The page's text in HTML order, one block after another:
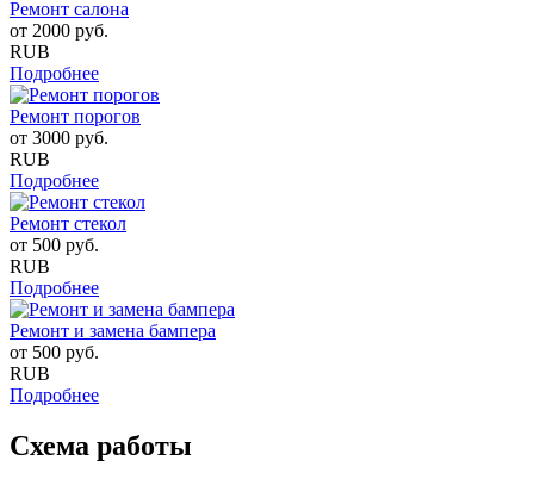
Ремонт салона
от 2000 руб.
RUB
Подробнее
Ремонт порогов
от 3000 руб.
RUB
Подробнее
Ремонт стекол
от 500 руб.
RUB
Подробнее
Ремонт и замена бампера
от 500 руб.
RUB
Подробнее
Схема работы